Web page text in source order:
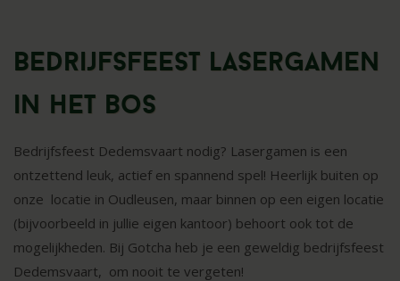
Bedrijfsfeest lasergamen
in het bos
Bedrijfsfeest Dedemsvaart nodig? Lasergamen is een
ontzettend leuk, actief en spannend spel! Heerlijk buiten op
onze locatie in Oudleusen, maar binnen op een eigen locatie
(bijvoorbeeld in jullie eigen kantoor) behoort ook tot de
mogelijkheden. Bij Gotcha heb je een geweldig bedrijfsfeest
Dedemsvaart, om nooit te vergeten!